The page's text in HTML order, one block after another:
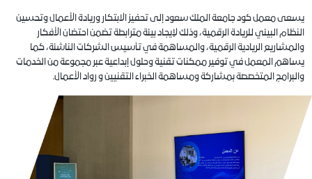
يسعى معمل كود جامعة الملك سعود إلى تحفيز الابتكار وريادة الأعمال وتحسين
النظام البيئي للريادة الرقمية، وذلك لإيجاد بيئة مترابطة تضمن احتضان الأفكار
والمشاريع الريادية الرقمية، والمساهمة في تأسيس الشركات الناشئة، كما
يساهم المعمل في توفير ممكنات تقنية وحلول إبداعية عبر مجموعة من الخدمات
والبرامج المتخصصة بمشاركة ومساهمة الخبراء التقنيين و رواد الأعمال.